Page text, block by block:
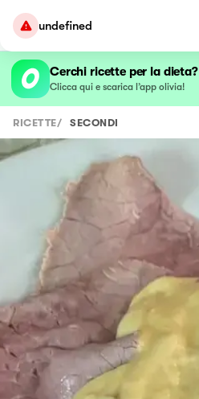
undefined
Cerchi ricette per la dieta?
Clicca qui e scarica l’app olivia!
RICETTE/ SECONDI